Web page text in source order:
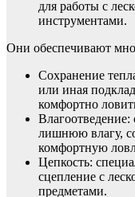
для работы с
инструментами.
Они обеспечивают
Сохранение
или иная
комфортно
лишнюю влагу,
комфортную
Цепкость:
сцепление с
предметами.